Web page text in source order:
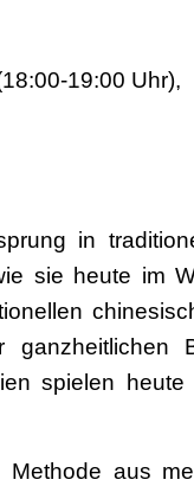
19:00 Uhr),
in
sie heute im
spielen
aus